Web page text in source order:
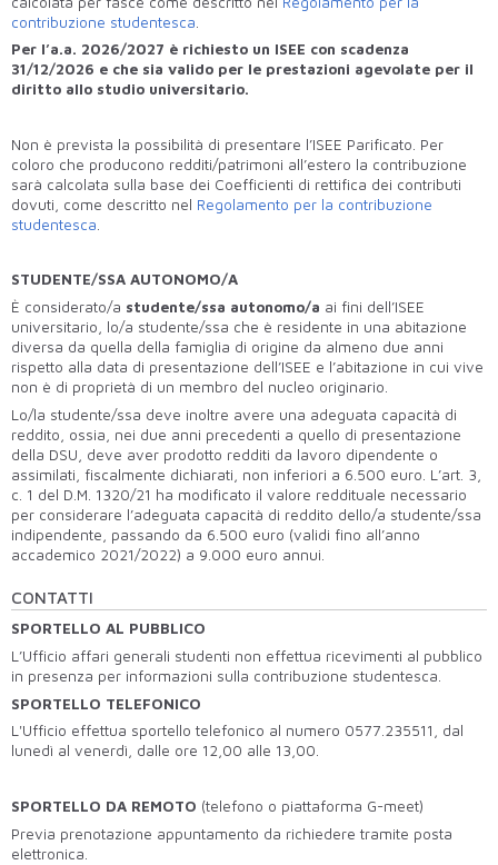
contribuzione studentesca
Per l’a.a. 2026/2027 è richiesto un ISEE con scadenza
31/12/2026 e che sia valido per le prestazioni agevolate per il
diritto allo studio universitario.
Non è prevista la possibilità di presentare l’ISEE Parificato. Per
coloro che producono redditi/patrimoni all’estero la contribuzione
sarà calcolata sulla base dei Coefficienti di rettifica dei contributi
dovuti, come descritto nel Regolamento per la contribuzione
studentesca
STUDENTE/SSA AUTONOMO/A
È considerato/a studente/ssa autonomo/a ai fini dell’ISEE
universitario, lo/a studente/ssa che è residente in una abitazione
diversa da quella della famiglia di origine da almeno due anni
rispetto alla data di presentazione dell’ISEE e l’abitazione in cui vive
non è di proprietà di un membro del nucleo originario.
Lo/la studente/ssa deve inoltre avere una adeguata capacità di
reddito, ossia, nei due anni precedenti a quello di presentazione
della DSU, deve aver prodotto redditi da lavoro dipendente o
assimilati, fiscalmente dichiarati, non inferiori a 6.500 euro. L’art. 3,
c. 1 del D.M. 1320/21 ha modificato il valore reddituale necessario
per considerare l’adeguata capacità di reddito dello/a studente/ssa
indipendente, passando da 6.500 euro (validi fino all’anno
accademico 2021/2022) a 9.000 euro annui.
CONTATTI
SPORTELLO AL PUBBLICO
L’Ufficio affari generali studenti non effettua ricevimenti al pubblico
in presenza per informazioni sulla contribuzione studentesca.
SPORTELLO TELEFONICO
L'Ufficio effettua sportello telefonico al numero 0577.235511, dal
lunedì al venerdì, dalle ore 12,00 alle 13,00.
SPORTELLO DA REMOTO (telefono o piattaforma G-meet)
Previa prenotazione appuntamento da richiedere tramite posta
elettronica.